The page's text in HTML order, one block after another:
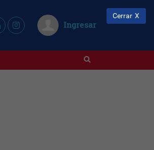
Ingresar
Cerrar